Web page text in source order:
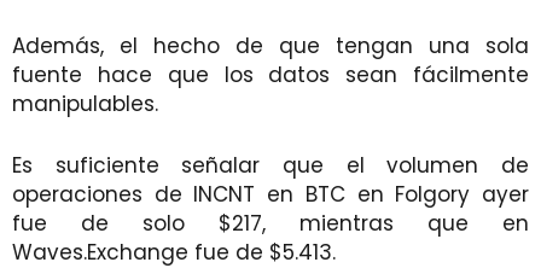
Además, el hecho de que tengan una sola
fuente hace que los datos sean fácilmente
manipulables.
Es suficiente señalar que el volumen de
operaciones de INCNT en BTC en Folgory ayer
fue de solo $217, mientras que en
Waves.Exchange fue de $5.413.